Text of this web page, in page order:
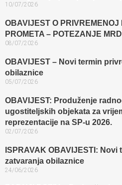
10/07/2026
OBAVIJEST O PRIVREMENOJ
PROMETA – POTEZANJE
08/07/2026
OBAVIJEST – Novi termin
obilaznice​
05/07/2026
OBAVIJEST: Produženje
ugostiteljskih objekata za
reprezentacije na SP-u 2026.
02/07/2026
ISPRAVAK OBAVIJESTI:
zatvaranja obilaznice​
24/06/2026